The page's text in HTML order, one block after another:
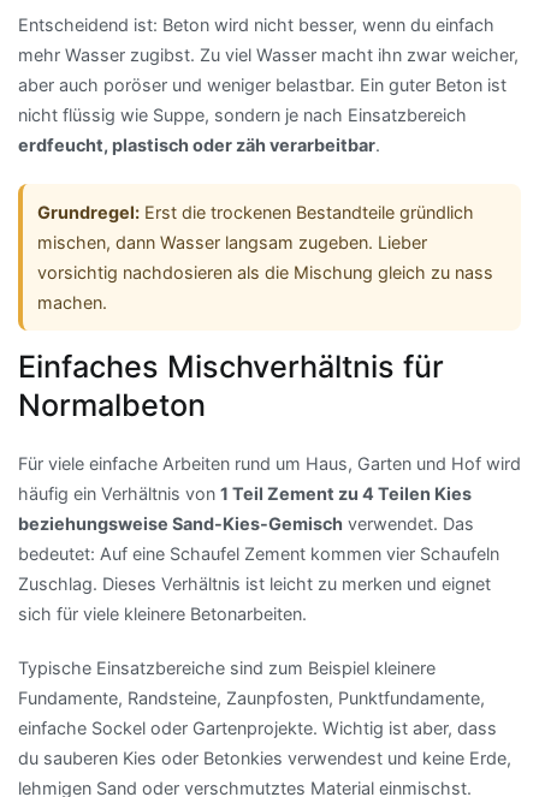
Entscheidend ist: Beton wird nicht besser, wenn du einfach
mehr Wasser zugibst. Zu viel Wasser macht ihn zwar weicher,
aber auch poröser und weniger belastbar. Ein guter Beton ist
nicht flüssig wie Suppe, sondern je nach Einsatzbereich
erdfeucht, plastisch oder zäh verarbeitbar.
Grundregel: Erst die trockenen Bestandteile gründlich
mischen, dann Wasser langsam zugeben. Lieber
vorsichtig nachdosieren als die Mischung gleich zu nass
machen.
Einfaches Mischverhältnis für
Normalbeton
Für viele einfache Arbeiten rund um Haus, Garten und Hof wird
häufig ein Verhältnis von 1 Teil Zement zu 4 Teilen Kies
beziehungsweise Sand-Kies-Gemisch verwendet. Das
bedeutet: Auf eine Schaufel Zement kommen vier Schaufeln
Zuschlag. Dieses Verhältnis ist leicht zu merken und eignet
sich für viele kleinere Betonarbeiten.
Typische Einsatzbereiche sind zum Beispiel kleinere
Fundamente, Randsteine, Zaunpfosten, Punktfundamente,
einfache Sockel oder Gartenprojekte. Wichtig ist aber, dass
du sauberen Kies oder Betonkies verwendest und keine Erde,
lehmigen Sand oder verschmutztes Material einmischst.